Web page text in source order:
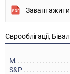
Завантажити
Єврооблігації,
M
S&P